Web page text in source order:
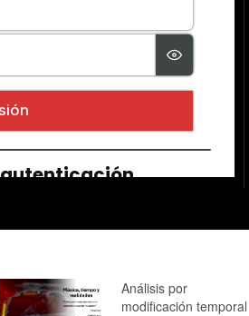
Análisis por
modificación temporal